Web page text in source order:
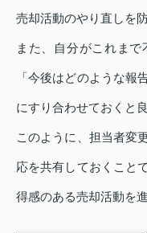
売却活動のやり直しを
また、自分がこれまで
「今後はどのような報
にすり合わせておくと良
このように、担当者変
応を共有しておくこと
得感のある売却活動を